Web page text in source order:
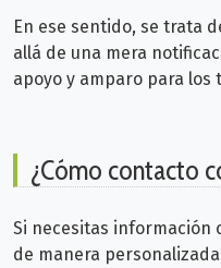
En ese sentido, se trata
allá de una mera
apoyo y amparo para los
¿Cómo contacto
Si necesitas información
de manera